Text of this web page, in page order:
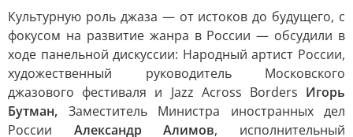
Культурную роль джаза — от истоков до будущего, с
фокусом на развитие жанра в России — обсудили в
ходе панельной дискуссии: Народный артист России,
художественный руководитель Московского
джазового фестиваля и Jazz Across Borders Игорь
Бутман, Заместитель Министра иностранных дел
России Александр Алимов, исполнительный